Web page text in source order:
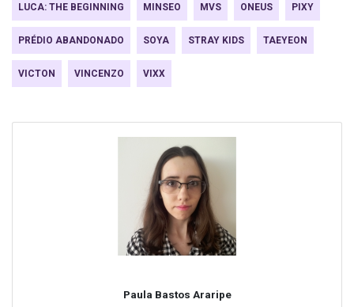
LUCA: THE BEGINNING MINSEO MVS ONEUS PIXY
PRÉDIO ABANDONADO SOYA STRAY KIDS TAEYEON
VICTON VINCENZO VIXX
Paula Bastos Araripe